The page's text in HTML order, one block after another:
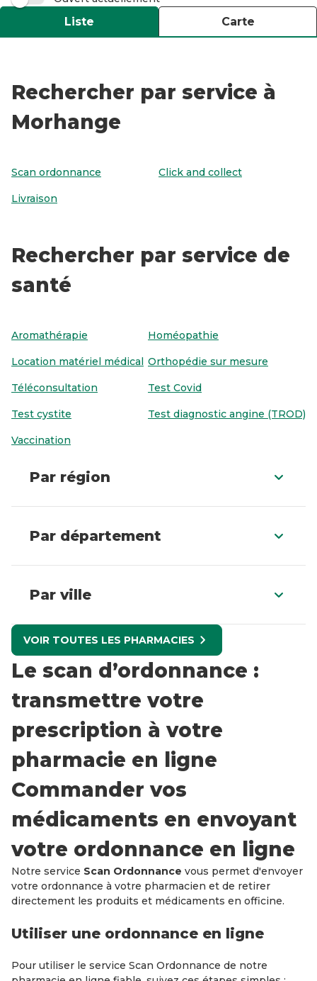
Liste Carte
Rechercher par service à
Morhange
Scan ordonnance Click and collect
Livraison
Rechercher par service de
santé
Aromathérapie Homéopathie
Location matériel médical Orthopédie sur mesure
Téléconsultation Test Covid
Test cystite Test diagnostic angine (TROD)
Vaccination
Par région
Par département
Par ville
VOIR TOUTES LES PHARMACIES
Le scan d’ordonnance :
transmettre votre
prescription à votre
pharmacie en ligne
Commander vos
médicaments en envoyant
votre ordonnance en ligne
Notre service Scan Ordonnance vous permet d'envoyer
votre ordonnance à votre pharmacien et de retirer
directement les produits et médicaments en officine.
Utiliser une ordonnance en ligne
Pour utiliser le service Scan Ordonnance de notre